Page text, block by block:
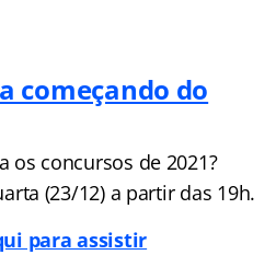
começando do
os concursos de 2021?
(23/12) a partir das 19h.
para assistir